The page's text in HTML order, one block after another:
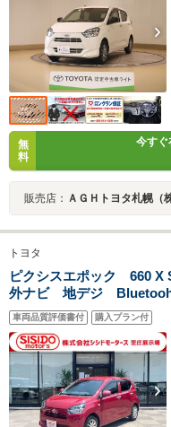
無
料
今すぐ
販売店： ＡＧＨトヨタ札幌
トヨタ
ピクシスエポック 660
外ナビ 地デジ
ライト 格納ミラー 社外
ー レーンキープアシス
ム Wエアバック 禁煙車
車両品質評価書付 購入プラン付